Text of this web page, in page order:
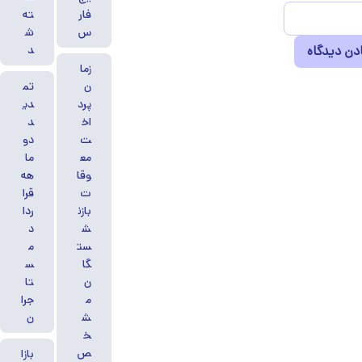
فار
س
زما
ن
پرد
اخ
ت
مع
وقا
ت
بازن
ش
ست
گا
ن
م
ش
خ
ص
ته
ش
د
تم
دی
د
دو
ما
هه
قرا
ردا
د
م
س
تا
جرا
ن
بازا